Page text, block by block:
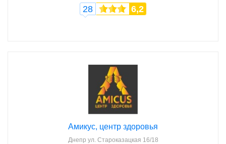
28 6,2
Амикус, центр здоровья
Днепр ул. Староказацкая 16/18